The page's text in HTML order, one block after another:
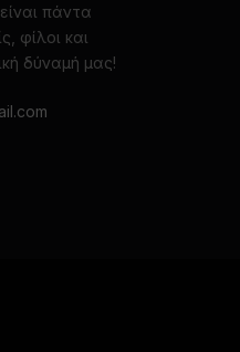
πάντα
φίλοι και
δύναμή μας!